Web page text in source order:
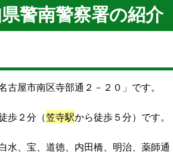
警南警察署の紹介
屋市南区寺部通２－２０」です。
歩２分（笠寺駅から徒歩５分）です。
水、宝、道徳、内田橋、明治、薬師通